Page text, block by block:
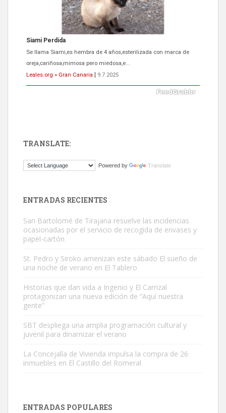
Siami Perdida
Se llama Siami,es hembra de 4 años,esterilizada con marca de
oreja,cariñosa,mimosa pero miedosa,e...
Leales.org » Gran Canaria
9.7.2025
El ayuntamiento se va a llevar a Los Gatos callejeros de la zona los
Este gato macho ha aparecido en la calle hace menos de un mes,
es muy manso y extremadamente cari...
Leales.org » Gran Canaria
TRANSLATE:
Powered by Translate
ENTRADAS RECIENTES
San Bartolomé de Tirajana resuelve las incidencias
ocasionadas por el servicio de recogida de envases y
papel-cartón
St. Pedro y Siroko amenizan este sábado El sueño de
una noche de verano en El Tablero
Historias que dan vida a Ingenio y El Carrizal
protagonizan una nueva edición de “Aquí nuestra
gente”
SBT despliega una amplia programación cultural y
juvenil para dinamizar el verano
La Concejalía de Vivienda impulsa la compra de 26
inmuebles en El Castillo del Romeral
ENTRADAS POPULARES